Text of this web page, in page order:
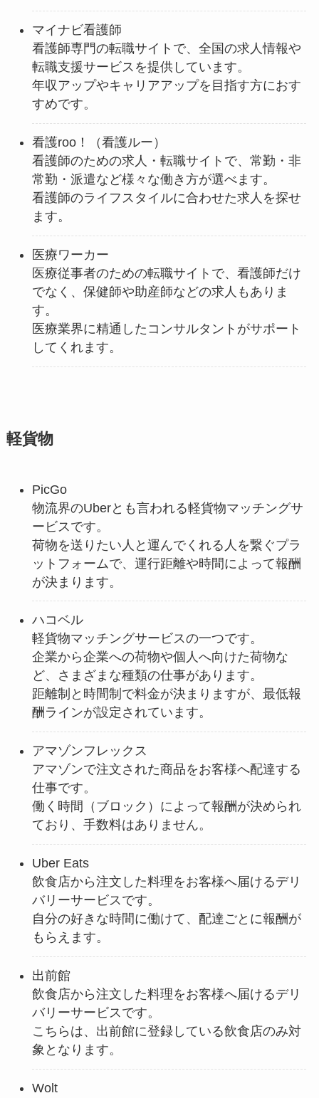
マイナビ看護師
看護師専門の転職サイトで、全国の求人情報や
転職支援サービスを提供しています。
年収アップやキャリアアップを目指す方におす
すめです。
看護roo！（看護ルー）
看護師のための求人・転職サイトで、常勤・非
常勤・派遣など様々な働き方が選べます。
看護師のライフスタイルに合わせた求人を探せ
ます。
医療ワーカー
医療従事者のための転職サイトで、看護師だけ
でなく、保健師や助産師などの求人もありま
す。
医療業界に精通したコンサルタントがサポート
してくれます。
軽貨物
PicGo
物流界のUberとも言われる軽貨物マッチングサ
ービスです。
荷物を送りたい人と運んでくれる人を繋ぐプラ
ットフォームで、運行距離や時間によって報酬
が決まります。
ハコベル
軽貨物マッチングサービスの一つです。
企業から企業への荷物や個人へ向けた荷物な
ど、さまざまな種類の仕事があります。
距離制と時間制で料金が決まりますが、最低報
酬ラインが設定されています。
アマゾンフレックス
アマゾンで注文された商品をお客様へ配達する
仕事です。
働く時間（ブロック）によって報酬が決められ
ており、手数料はありません。
Uber Eats
飲食店から注文した料理をお客様へ届けるデリ
バリーサービスです。
自分の好きな時間に働けて、配達ごとに報酬が
もらえます。
出前館
飲食店から注文した料理をお客様へ届けるデリ
バリーサービスです。
こちらは、出前館に登録している飲食店のみ対
象となります。
Wolt